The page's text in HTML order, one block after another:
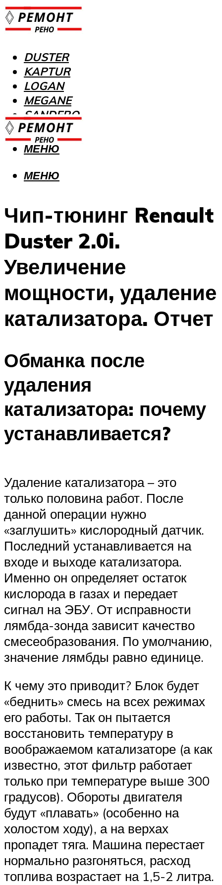
DUSTER
KAPTUR
LOGAN
MEGANE
SANDERO
МЕНЮ
МЕНЮ
Чип-тюнинг Renault
Duster 2.0i.
Увеличение
мощности, удаление
катализатора. Отчет
Обманка после
удаления
катализатора: почему
устанавливается?
Удаление катализатора – это
только половина работ. После
данной операции нужно
«заглушить» кислородный датчик.
Последний устанавливается на
входе и выходе катализатора.
Именно он определяет остаток
кислорода в газах и передает
сигнал на ЭБУ. От исправности
лямбда-зонда зависит качество
смесеобразования. По умолчанию,
значение лямбды равно единице.
К чему это приводит? Блок будет
«беднить» смесь на всех режимах
его работы. Так он пытается
восстановить температуру в
воображаемом катализаторе (а как
известно, этот фильтр работает
только при температуре выше 300
градусов). Обороты двигателя
будут «плавать» (особенно на
холостом ходу), а на верхах
пропадет тяга. Машина перестает
нормально разгоняться, расход
топлива возрастает на 1,5-2 литра.